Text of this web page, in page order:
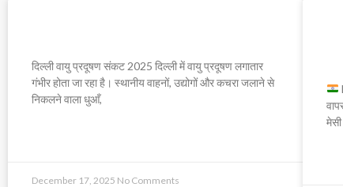
दिल्ली वायु प्रदूषण संकट 2025 दिल्ली में वायु प्रदूषण लगातार
गंभीर होता जा रहा है। स्थानीय वाहनों, उद्योगों और कचरा जलाने से
निकलने वाला धुआँ,
December 17, 2025 No Comments